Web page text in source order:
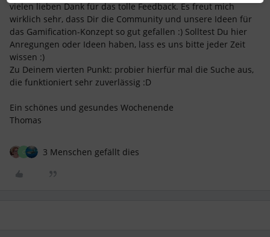
vielen lieben Dank für das tolle Feedback. Es freut mich
wirklich sehr, dass Dir die Community und unsere Ideen für
das Gamification-Konzept so gut gefallen :) Solltest Du hier
Anregungen oder Ideen haben, lass es uns bitte jeder Zeit
wissen :)
Zu Deinem vierten Punkt: probier hierfür mal die Suche aus,
die funktioniert sehr zuverlässig :D
Ein schönes und gesundes Wochenende
Thomas
3 Menschen gefällt dies